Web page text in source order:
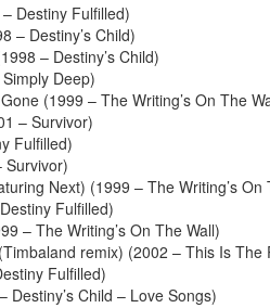
Destiny Fulfilled)
– Destiny’s Child)
– Destiny’s Child)
Deep)
(1999 – The Writing’s On The
– Survivor)
Fulfilled)
Survivor)
Next) (1999 – The Writing’s On
Fulfilled)
– The Writing’s On The Wall)
remix) (2002 – This Is The
Fulfilled)
Destiny’s Child – Love Songs)